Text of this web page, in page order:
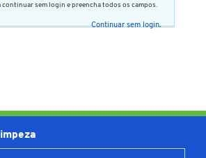
sem login e preencha todos os campos.
Continuar sem login.